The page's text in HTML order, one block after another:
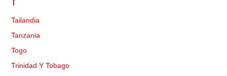
T
Tailandia
Tanzania
Togo
Trinidad Y Tobago